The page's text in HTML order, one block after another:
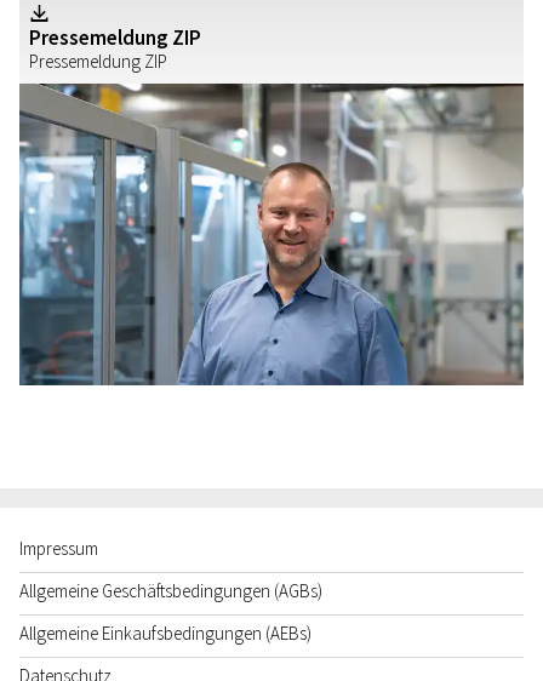
Pressemeldung ZIP
Pressemeldung ZIP
Z
Impressum
Allgemeine Geschäftsbedingungen (AGBs)
Allgemeine Einkaufsbedingungen (AEBs)
Datenschutz